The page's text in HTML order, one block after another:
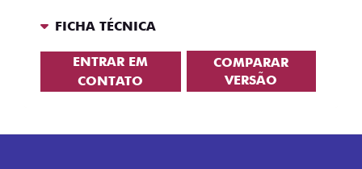
FICHA TÉCNICA
ENTRAR EM
CONTATO
COMPARAR
VERSÃO